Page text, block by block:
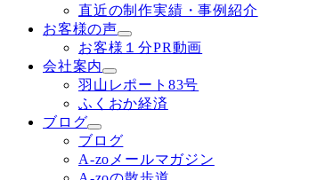
直近の制作実績・事例紹介
お客様の声
お客様１分PR動画
会社案内
羽山レポート83号
ふくおか経済
ブログ
ブログ
A-zoメールマガジン